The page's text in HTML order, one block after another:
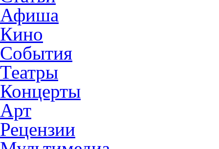
Афиша
Кино
События
Театры
Концерты
Арт
Рецензии